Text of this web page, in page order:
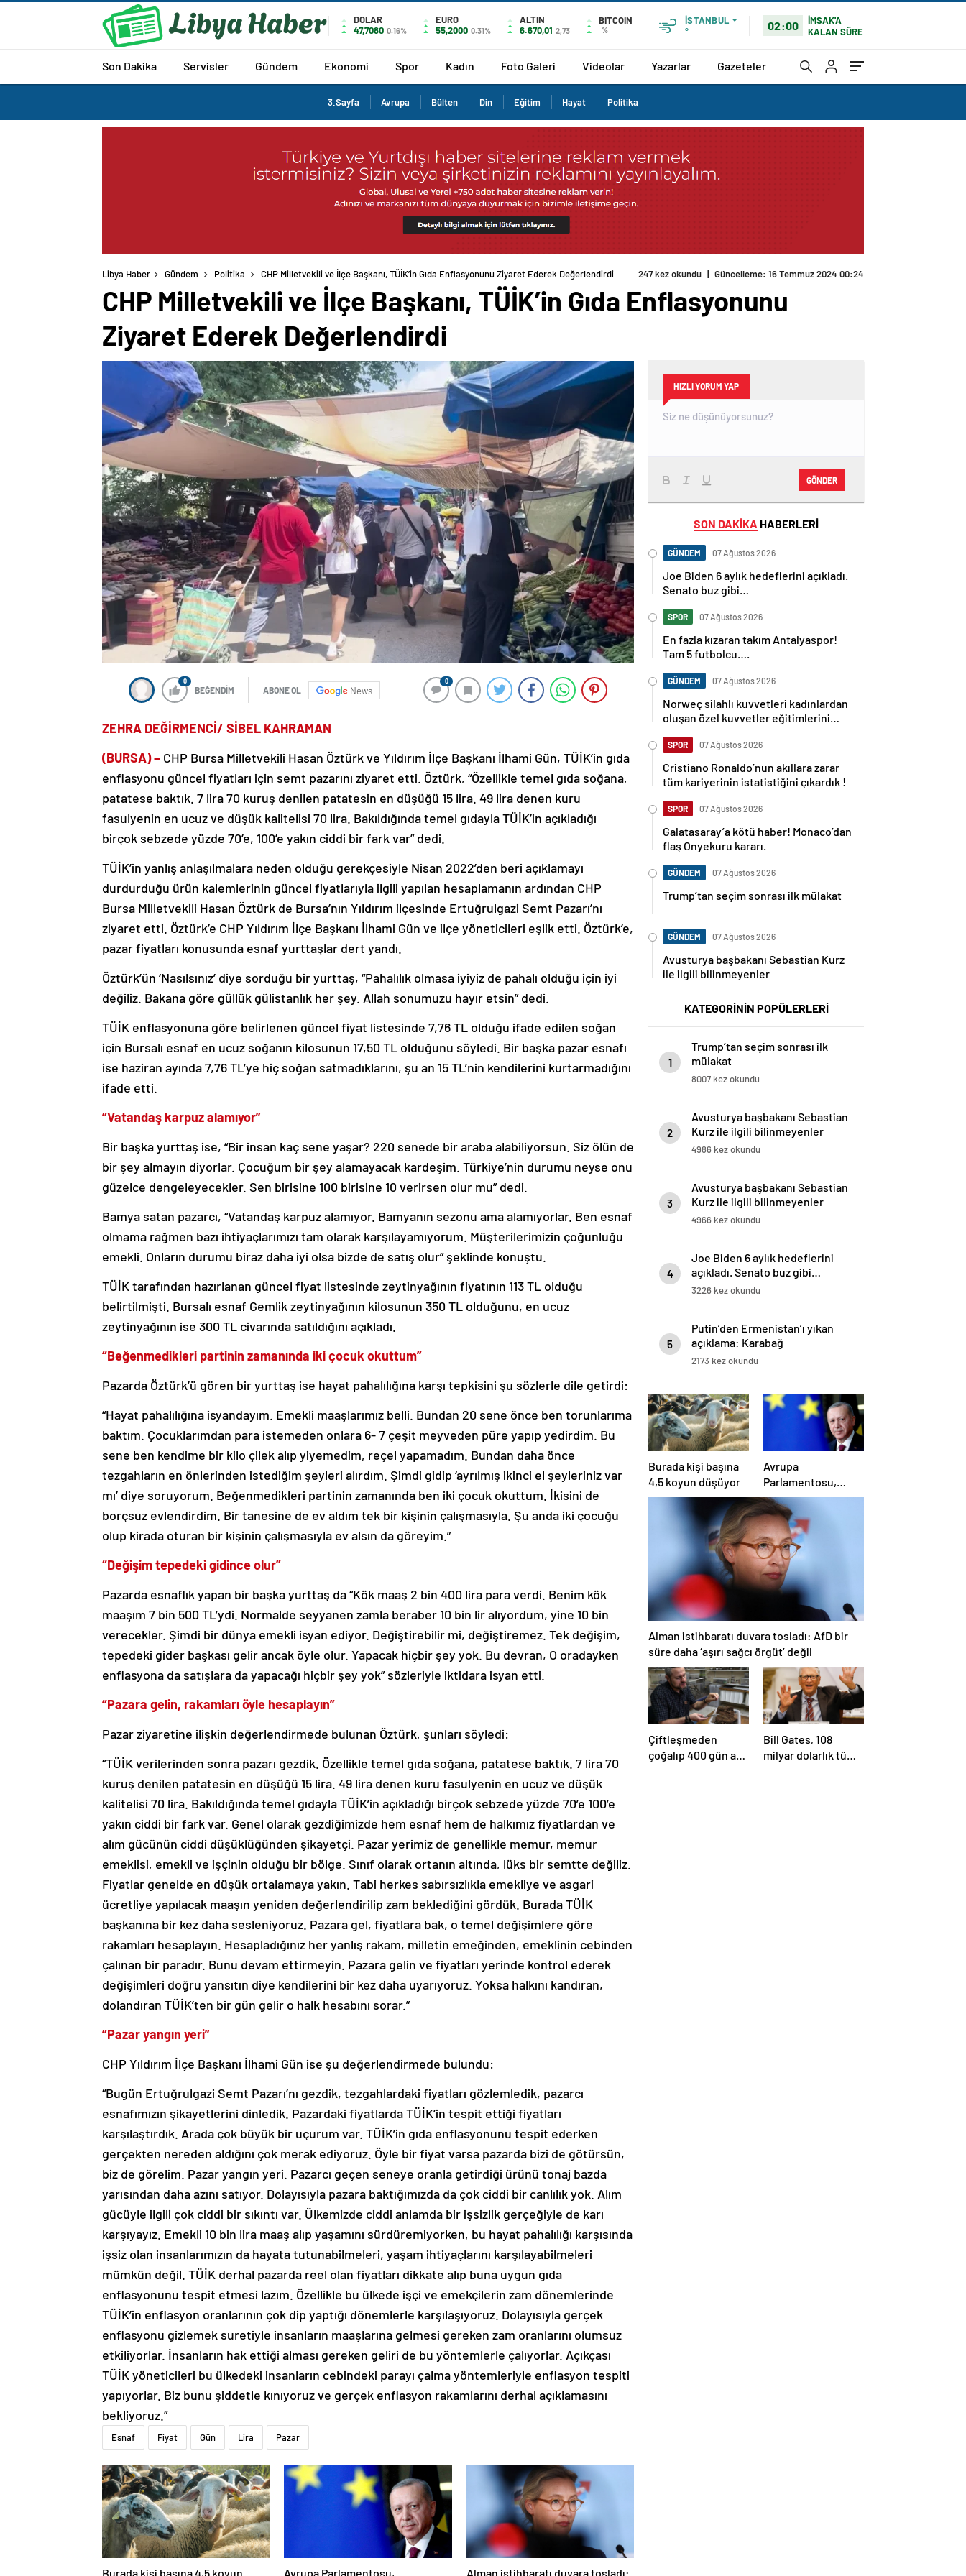
DOLAR
47,7080 0.16%
EURO
55,2000 0.31%
ALTIN
6.670,01 2,73
BITCOIN
%
İSTANBUL
°
02:00
İMSAK'A
KALAN SÜRE
Son Dakika Servisler Gündem Ekonomi Spor Kadın Foto Galeri Videolar Yazarlar Gazeteler
3.Sayfa Avrupa Bülten Din Eğitim Hayat Politika
Libya Haber Gündem Politika CHP Milletvekili ve İlçe Başkanı, TÜİK’in Gıda Enflasyonunu Ziyaret Ederek Değerlendirdi 247 kez okundu | Güncelleme: 16 Temmuz 2024 00:24
CHP Milletvekili ve İlçe Başkanı, TÜİK’in Gıda Enflasyonunu
Ziyaret Ederek Değerlendirdi
0
BEĞENDİM ABONE OL News
0
ZEHRA DEĞİRMENCİ/ SİBEL KAHRAMAN
(BURSA) – CHP Bursa Milletvekili Hasan Öztürk ve Yıldırım İlçe Başkanı İlhami Gün, TÜİK’in gıda
enflasyonu güncel fiyatları için semt pazarını ziyaret etti. Öztürk, “Özellikle temel gıda soğana,
patatese baktık. 7 lira 70 kuruş denilen patatesin en düşüğü 15 lira. 49 lira denen kuru
fasulyenin en ucuz ve düşük kalitelisi 70 lira. Bakıldığında temel gıdayla TÜİK’in açıkladığı
birçok sebzede yüzde 70’e, 100’e yakın ciddi bir fark var” dedi.
TÜİK’in yanlış anlaşılmalara neden olduğu gerekçesiyle Nisan 2022’den beri açıklamayı
durdurduğu ürün kalemlerinin güncel fiyatlarıyla ilgili yapılan hesaplamanın ardından CHP
Bursa Milletvekili Hasan Öztürk de Bursa’nın Yıldırım ilçesinde Ertuğrulgazi Semt Pazarı’nı
ziyaret etti. Öztürk’e CHP Yıldırım İlçe Başkanı İlhami Gün ve ilçe yöneticileri eşlik etti. Öztürk’e,
pazar fiyatları konusunda esnaf yurttaşlar dert yandı.
Öztürk’ün ‘Nasılsınız’ diye sorduğu bir yurttaş, “Pahalılık olmasa iyiyiz de pahalı olduğu için iyi
değiliz. Bakana göre güllük gülistanlık her şey. Allah sonumuzu hayır etsin” dedi.
TÜİK enflasyonuna göre belirlenen güncel fiyat listesinde 7,76 TL olduğu ifade edilen soğan
için Bursalı esnaf en ucuz soğanın kilosunun 17,50 TL olduğunu söyledi. Bir başka pazar esnafı
ise haziran ayında 7,76 TL’ye hiç soğan satmadıklarını, şu an 15 TL’nin kendilerini kurtarmadığını
ifade etti.
“Vatandaş karpuz alamıyor”
Bir başka yurttaş ise, “Bir insan kaç sene yaşar? 220 senede bir araba alabiliyorsun. Siz ölün de
bir şey almayın diyorlar. Çocuğum bir şey alamayacak kardeşim. Türkiye’nin durumu neyse onu
güzelce dengeleyecekler. Sen birisine 100 birisine 10 verirsen olur mu” dedi.
Bamya satan pazarcı, “Vatandaş karpuz alamıyor. Bamyanın sezonu ama alamıyorlar. Ben esnaf
olmama rağmen bazı ihtiyaçlarımızı tam olarak karşılayamıyorum. Müşterilerimizin çoğunluğu
emekli. Onların durumu biraz daha iyi olsa bizde de satış olur” şeklinde konuştu.
TÜİK tarafından hazırlanan güncel fiyat listesinde zeytinyağının fiyatının 113 TL olduğu
belirtilmişti. Bursalı esnaf Gemlik zeytinyağının kilosunun 350 TL olduğunu, en ucuz
zeytinyağının ise 300 TL civarında satıldığını açıkladı.
“Beğenmedikleri partinin zamanında iki çocuk okuttum”
Pazarda Öztürk’ü gören bir yurttaş ise hayat pahalılığına karşı tepkisini şu sözlerle dile getirdi:
“Hayat pahalılığına isyandayım. Emekli maaşlarımız belli. Bundan 20 sene önce ben torunlarıma
baktım. Çocuklarımdan para istemeden onlara 6- 7 çeşit meyveden püre yapıp yedirdim. Bu
sene ben kendime bir kilo çilek alıp yiyemedim, reçel yapamadım. Bundan daha önce
tezgahların en önlerinden istediğim şeyleri alırdım. Şimdi gidip ‘ayrılmış ikinci el şeyleriniz var
mı’ diye soruyorum. Beğenmedikleri partinin zamanında ben iki çocuk okuttum. İkisini de
borçsuz evlendirdim. Bir tanesine de ev aldım tek bir kişinin çalışmasıyla. Şu anda iki çocuğu
olup kirada oturan bir kişinin çalışmasıyla ev alsın da göreyim.”
“Değişim tepedeki gidince olur”
Pazarda esnaflık yapan bir başka yurttaş da “Kök maaş 2 bin 400 lira para verdi. Benim kök
maaşım 7 bin 500 TL’ydi. Normalde seyyanen zamla beraber 10 bin lir alıyordum, yine 10 bin
verecekler. Şimdi bir dünya emekli isyan ediyor. Değiştirebilir mi, değiştiremez. Tek değişim,
tepedeki gider başkası gelir ancak öyle olur. Yapacak hiçbir şey yok. Bu devran, O oradayken
enflasyona da satışlara da yapacağı hiçbir şey yok” sözleriyle iktidara isyan etti.
“Pazara gelin, rakamları öyle hesaplayın”
Pazar ziyaretine ilişkin değerlendirmede bulunan Öztürk, şunları söyledi:
“TÜİK verilerinden sonra pazarı gezdik. Özellikle temel gıda soğana, patatese baktık. 7 lira 70
kuruş denilen patatesin en düşüğü 15 lira. 49 lira denen kuru fasulyenin en ucuz ve düşük
kalitelisi 70 lira. Bakıldığında temel gıdayla TÜİK’in açıkladığı birçok sebzede yüzde 70’e 100’e
yakın ciddi bir fark var. Genel olarak gezdiğimizde hem esnaf hem de halkımız fiyatlardan ve
alım gücünün ciddi düşüklüğünden şikayetçi. Pazar yerimiz de genellikle memur, memur
emeklisi, emekli ve işçinin olduğu bir bölge. Sınıf olarak ortanın altında, lüks bir semtte değiliz.
Fiyatlar genelde en düşük ortalamaya yakın. Tabi herkes sabırsızlıkla emekliye ve asgari
ücretliye yapılacak maaşın yeniden değerlendirilip zam beklediğini gördük. Burada TÜİK
başkanına bir kez daha sesleniyoruz. Pazara gel, fiyatlara bak, o temel değişimlere göre
rakamları hesaplayın. Hesapladığınız her yanlış rakam, milletin emeğinden, emeklinin cebinden
çalınan bir paradır. Bunu devam ettirmeyin. Pazara gelin ve fiyatları yerinde kontrol ederek
değişimleri doğru yansıtın diye kendilerini bir kez daha uyarıyoruz. Yoksa halkını kandıran,
dolandıran TÜİK’ten bir gün gelir o halk hesabını sorar.”
“Pazar yangın yeri”
CHP Yıldırım İlçe Başkanı İlhami Gün ise şu değerlendirmede bulundu:
“Bugün Ertuğrulgazi Semt Pazarı’nı gezdik, tezgahlardaki fiyatları gözlemledik, pazarcı
esnafımızın şikayetlerini dinledik. Pazardaki fiyatlarda TÜİK’in tespit ettiği fiyatları
karşılaştırdık. Arada çok büyük bir uçurum var. TÜİK’in gıda enflasyonunu tespit ederken
gerçekten nereden aldığını çok merak ediyoruz. Öyle bir fiyat varsa pazarda bizi de götürsün,
biz de görelim. Pazar yangın yeri. Pazarcı geçen seneye oranla getirdiği ürünü tonaj bazda
yarısından daha azını satıyor. Dolayısıyla pazara baktığımızda da çok ciddi bir canlılık yok. Alım
gücüyle ilgili çok ciddi bir sıkıntı var. Ülkemizde ciddi anlamda bir işsizlik gerçeğiyle de karı
karşıyayız. Emekli 10 bin lira maaş alıp yaşamını sürdüremiyorken, bu hayat pahalılığı karşısında
işsiz olan insanlarımızın da hayata tutunabilmeleri, yaşam ihtiyaçlarını karşılayabilmeleri
mümkün değil. TÜİK derhal pazarda reel olan fiyatları dikkate alıp buna uygun gıda
enflasyonunu tespit etmesi lazım. Özellikle bu ülkede işçi ve emekçilerin zam dönemlerinde
TÜİK’in enflasyon oranlarının çok dip yaptığı dönemlerle karşılaşıyoruz. Dolayısıyla gerçek
enflasyonu gizlemek suretiyle insanların maaşlarına gelmesi gereken zam oranlarını olumsuz
etkiliyorlar. İnsanların hak ettiği alması gereken geliri de bu yöntemlerle çalıyorlar. Açıkçası
TÜİK yöneticileri bu ülkedeki insanların cebindeki parayı çalma yöntemleriyle enflasyon tespiti
yapıyorlar. Biz bunu şiddetle kınıyoruz ve gerçek enflasyon rakamlarını derhal açıklamasını
bekliyoruz.”
Esnaf Fiyat Gün Lira Pazar
Burada kişi başına 4,5 koyun Avrupa Parlamentosu, Alman istihbaratı duvara tosladı:
HIZLI YORUM YAP
GÖNDER
SON DAKİKA HABERLERİ
GÜNDEM 07 Ağustos 2026
Joe Biden 6 aylık hedeflerini açıkladı.
Senato buz gibi…
SPOR 07 Ağustos 2026
En fazla kızaran takım Antalyaspor!
Tam 5 futbolcu….
GÜNDEM 07 Ağustos 2026
Norweç silahlı kuvvetleri kadınlardan
oluşan özel kuvvetler eğitimlerini
SPOR 07 Ağustos 2026
Cristiano Ronaldo’nun akıllara zarar
tüm kariyerinin istatistiğini çıkardık !
SPOR 07 Ağustos 2026
Galatasaray’a kötü haber! Monaco’dan
flaş Onyekuru kararı.
GÜNDEM 07 Ağustos 2026
Trump’tan seçim sonrası ilk mülakat
GÜNDEM 07 Ağustos 2026
Avusturya başbakanı Sebastian Kurz
ile ilgili bilinmeyenler
KATEGORİNİN POPÜLERLERİ
1
Trump’tan seçim sonrası ilk
mülakat
8007 kez okundu
2
Avusturya başbakanı Sebastian
Kurz ile ilgili bilinmeyenler
4986 kez okundu
3
Avusturya başbakanı Sebastian
Kurz ile ilgili bilinmeyenler
4966 kez okundu
4
Joe Biden 6 aylık hedeflerini
açıkladı. Senato buz gibi…
3226 kez okundu
5
Putin’den Ermenistan’ı yıkan
açıklama: Karabağ
Azerbaycan’ın ayrılmaz bir
2173 kez okundu
Burada kişi başına
4,5 koyun düşüyor
Avrupa
Parlamentosu,
‘demokratik
gerilemeden’ dolayı
‘Türkiye’nin AB
üyelik süreci
süresiz dondu’
Alman istihbaratı duvara tosladı: AfD bir
süre daha ‘aşırı sağcı örgüt’ değil
Çiftleşmeden
çoğalıp 400 gün aç
Bill Gates, 108
milyar dolarlık tüm